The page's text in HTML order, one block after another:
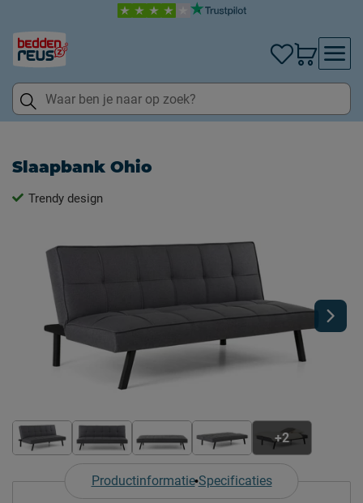
Slaapbank Ohio
Trendy design
+2
Productinformatie Specificaties